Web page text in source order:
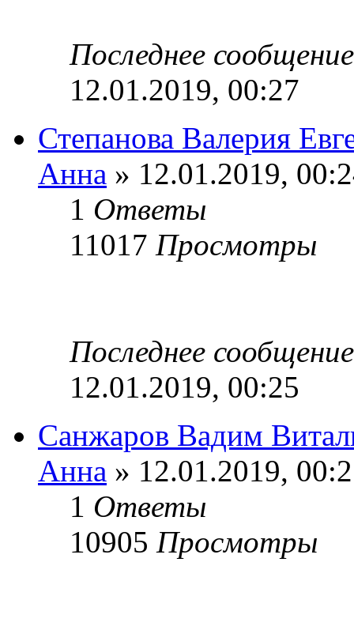
Последнее
12.01.2019, 00:27
Степанова Валерия
Анна » 12.01.2019,
1 Ответы
11017 Просмотры
Последнее
12.01.2019, 00:25
Санжаров Вадим
Анна » 12.01.2019,
1 Ответы
10905 Просмотры